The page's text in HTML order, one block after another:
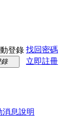
登錄 找回密碼
立即註冊
消息說明